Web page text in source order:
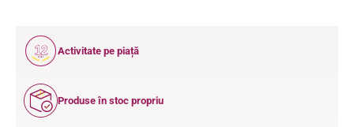
12
ANI
Activitate pe piață
Produse în stoc propriu